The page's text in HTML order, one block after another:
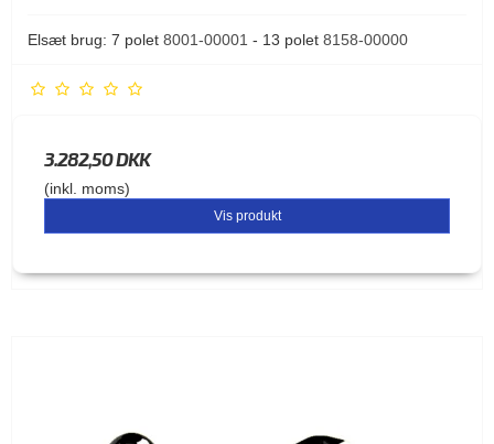
Elsæt brug: 7 polet 8001-00001 - 13 polet 8158-00000
3.282,50 DKK
(inkl. moms)
Vis produkt